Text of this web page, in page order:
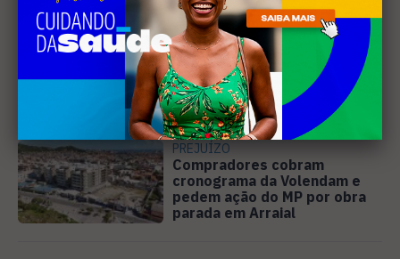
MÚSICA
Banda cabo-friense
Spectrummm apresenta
músicas inéditas no Diveneta
Moto Fest neste sábado (8)
PREJUÍZO
Compradores cobram
cronograma da Volendam e
pedem ação do MP por obra
parada em Arraial